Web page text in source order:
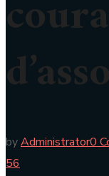
byAdministrator0
56